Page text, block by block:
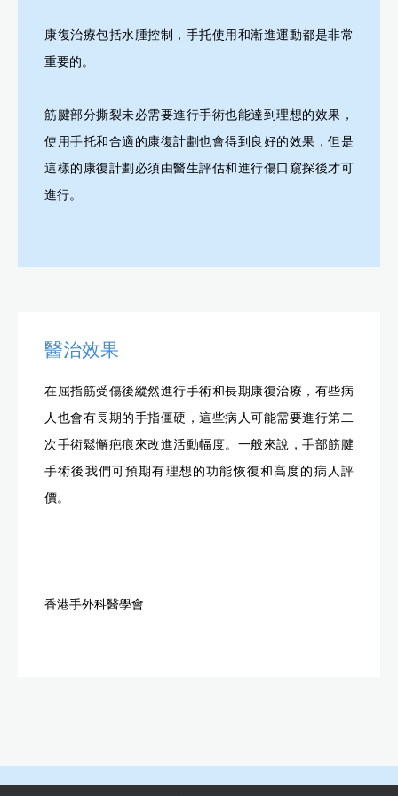
康復治療包括水腫控制，手托使用和漸進運動都是非常
重要的。
筋腱部分撕裂未必需要進行手術也能達到理想的效果，
使用手托和合適的康復計劃也會得到良好的效果，但是
這樣的康復計劃必須由醫生評估和進行傷口窺探後才可
進行。
醫治效果
在屈指筋受傷後縱然進行手術和長期康復治療，有些病
人也會有長期的手指僵硬，這些病人可能需要進行第二
次手術鬆懈疤痕來改進活動幅度。一般來說，手部筋腱
手術後我們可預期有理想的功能恢復和高度的病人評
價。
香港手外科醫學會